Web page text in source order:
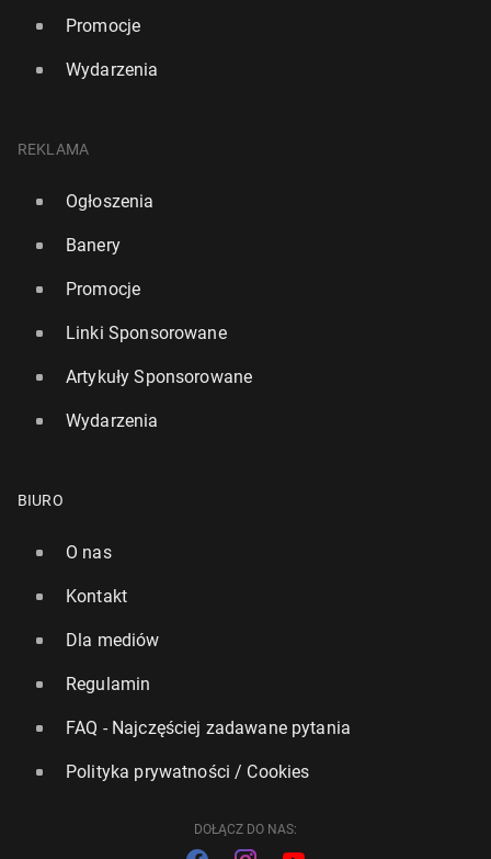
Promocje
Wydarzenia
REKLAMA
Ogłoszenia
Banery
Promocje
Linki Sponsorowane
Artykuły Sponsorowane
Wydarzenia
BIURO
O nas
Kontakt
Dla mediów
Regulamin
FAQ - Najczęściej zadawane pytania
Polityka prywatności / Cookies
DOŁĄCZ DO NAS: